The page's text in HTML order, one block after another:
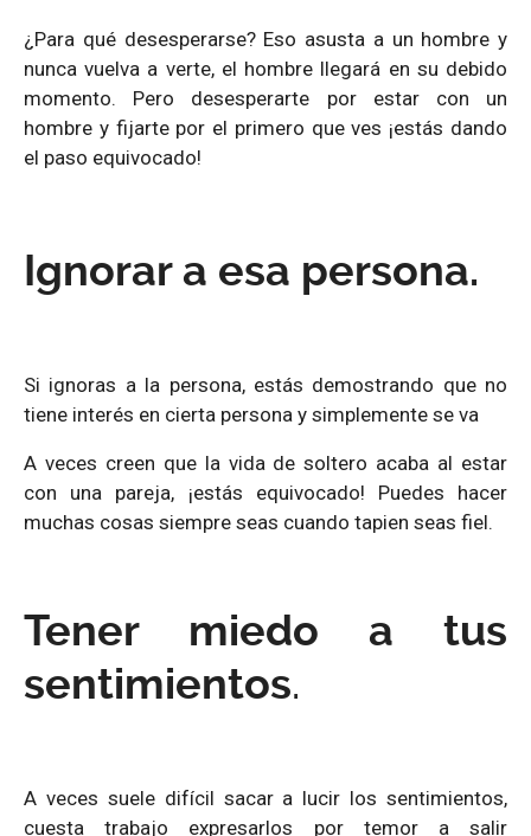
¿Para qué desesperarse? Eso asusta a un hombre y
nunca vuelva a verte, el hombre llegará en su debido
momento. Pero desesperarte por estar con un
hombre y fijarte por el primero que ves ¡estás dando
el paso equivocado!
Ignorar a esa persona.
Si ignoras a la persona, estás demostrando que no
tiene interés en cierta persona y simplemente se va
A veces creen que la vida de soltero acaba al estar
con una pareja, ¡estás equivocado! Puedes hacer
muchas cosas siempre seas cuando tapien seas fiel.
Tener miedo a tus
sentimientos.
A veces suele difícil sacar a lucir los sentimientos,
cuesta trabajo expresarlos por temor a salir